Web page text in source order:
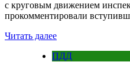
с круговым движением
прокомментировали
Читать далее
ПДД